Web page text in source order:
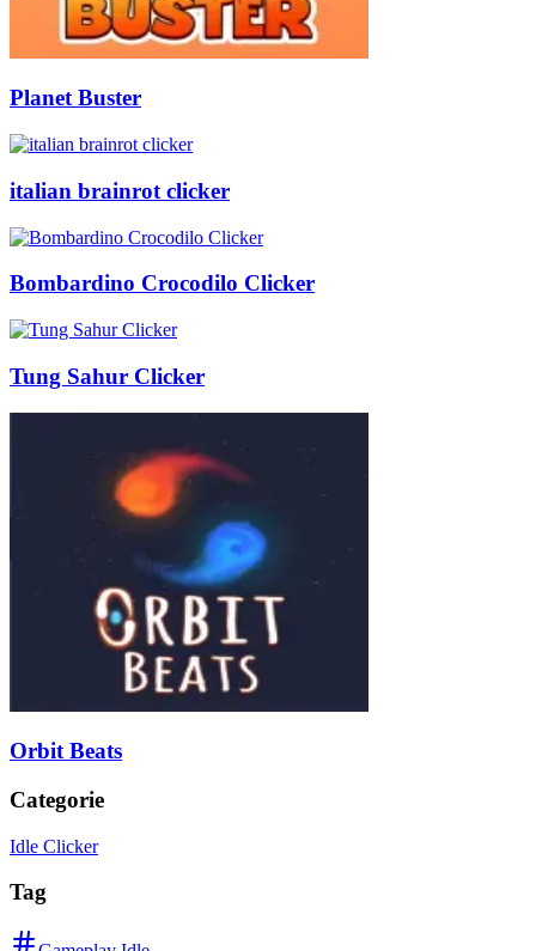
Planet Buster
italian brainrot clicker
Bombardino Crocodilo Clicker
Tung Sahur Clicker
Orbit Beats
Categorie
Idle Clicker
Tag